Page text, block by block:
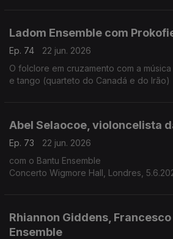
Ladom Ensemble com
Ep. 74
22 jun. 2026
O folclore em cruzamento com a
e tango (quarteto do Canadá e do Irão)
Abel Selaocoe, violoncelista
Ep. 73
22 jun. 2026
com o Bantu Ensemble
Concerto Wigmore Hall, Londres,
Rhiannon Giddens,
Ensemble